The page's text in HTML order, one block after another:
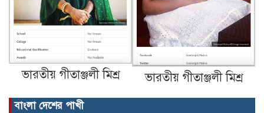
ভারতীয় গীতাঞ্জলী মিশ্র ভারতীয় গীতাঞ্জলী মিশ্র
বাংলা দেশের পাখী